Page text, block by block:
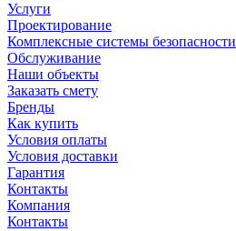
Услуги
Проектирование
Комплексные системы безопасности
Обслуживание
Наши объекты
Заказать смету
Бренды
Как купить
Условия оплаты
Условия доставки
Гарантия
Контакты
Компания
Контакты